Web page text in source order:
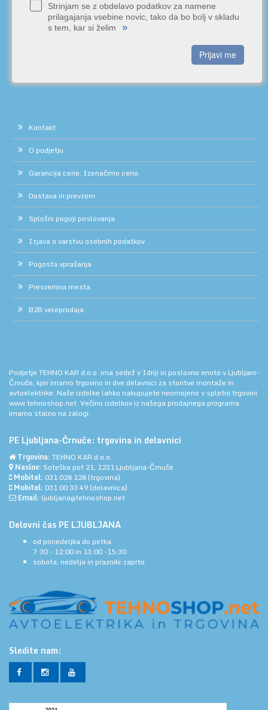
Strinjam se z obdelavo podatkov za namene
prilagajanja vsebine novic, tako da bo bolj v skladu
s tem, kar si želim
»
Prijavi me
Kontakt
O podjetju
Garancija cene. Izenačimo ceno.
Dostava in prevzem
Splošni pogoji poslovanja
Izjava o varstvu osebnih podatkov
Pogosta vprašanja
Prevzemna mesta
B2B veleprodaja
Podjetje TEHNO KAR d.o.o. ima sedež v Idriji in poslovno enoto v Ljubljani-
Črnuče, kjer imamo trgovino in dve delavnici za storitve montaže in
avtoelektrike. Naše izdelke lahko nakupujete neomejeno v spletni trgovini
www.tehnoshop.net. Večino izdelkov iz našega prodajnega programa
imamo stalno na zalogi.
PE Ljubljana-Črnuče: trgovina in delavnici
Trgovina: TEHNO KAR d.o.o.
Naslov: Soteška pot 21, 1231 Ljubljana-Črnuče
Mobitel: 031 028 128 (trgovina)
Mobitel: 031 00 33 49 (delavnica)
Email: ljubljana@tehnoshop.net
Delovni čas PE LJUBLJANA
od ponedeljka do petka
7:30 - 12:00 in 13:00 -15:30
sobota, nedelja in prazniki:zaprto
Sledite nam: